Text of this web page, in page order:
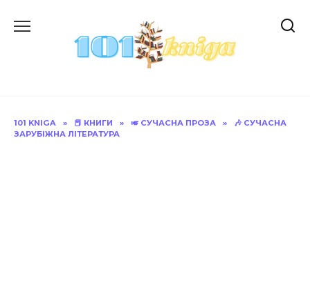
до
101 KNIGA » 📕 КНИГИ » 🎺 СУЧАСНА ПРОЗА »
🎶 СУЧАСНА
ЗАРУБІЖНА ЛІТЕРАТУРА